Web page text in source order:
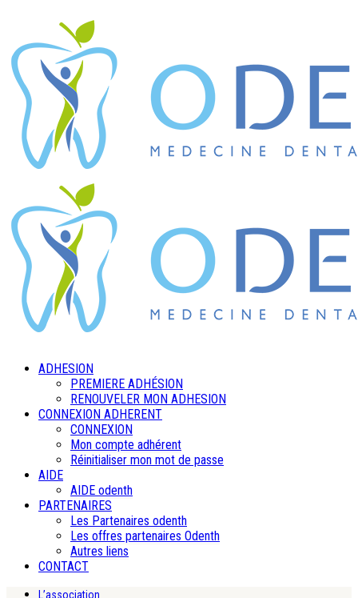
ADHESION
PREMIERE ADHÉSION
RENOUVELER MON ADHESION
CONNEXION ADHERENT
CONNEXION
Mon compte adhérent
Réinitialiser mon mot de passe
AIDE
AIDE odenth
PARTENAIRES
Les Partenaires odenth
Les offres partenaires Odenth
Autres liens
CONTACT
L’association